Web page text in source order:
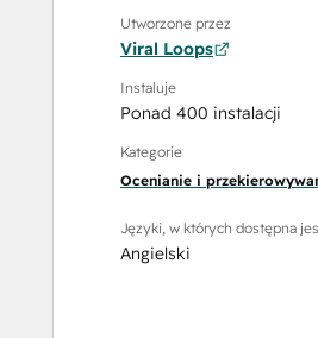
Utworzone przez
Viral Loops
Instaluje
Ponad 400 instalacji
Kategorie
Ocenianie i
Języki, w których dostępna
Angielski